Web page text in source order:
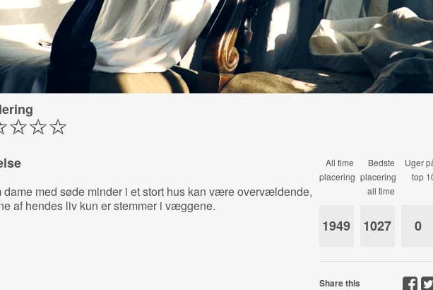
dame med søde minder i et stort hus kan være overvældende,
af hendes liv kun er stemmer i væggene.
All time
placering
Bedste
placering
all time
Uger
top
1949 1027 0
Share this